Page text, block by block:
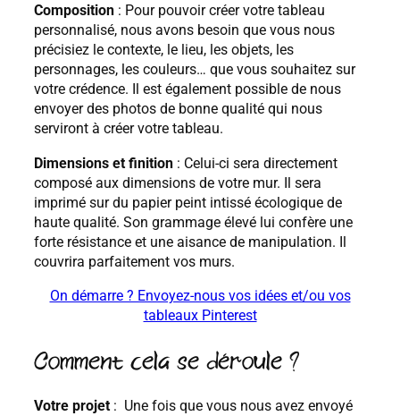
Composition : Pour pouvoir créer votre tableau
personnalisé, nous avons besoin que vous nous
précisiez le contexte, le lieu, les objets, les
personnages, les couleurs… que vous souhaitez sur
votre crédence. Il est également possible de nous
envoyer des photos de bonne qualité qui nous
serviront à créer votre tableau.
Dimensions et finition : Celui-ci sera directement
composé aux dimensions de votre mur. Il sera
imprimé sur du papier peint intissé écologique de
haute qualité. Son grammage élevé lui confère une
forte résistance et une aisance de manipulation. Il
couvrira parfaitement vos murs.
On démarre ? Envoyez-nous vos idées et/ou vos
tableaux Pinterest
Comment cela se déroule ?
Votre projet : Une fois que vous nous avez envoyé